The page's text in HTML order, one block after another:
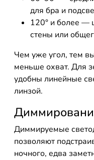
для бра и
120° и более —
стены или
Чем уже угол, тем
меньше охват. Для
удобны линейные
линзой.
Диммируемые
позволяют
ночного, едва